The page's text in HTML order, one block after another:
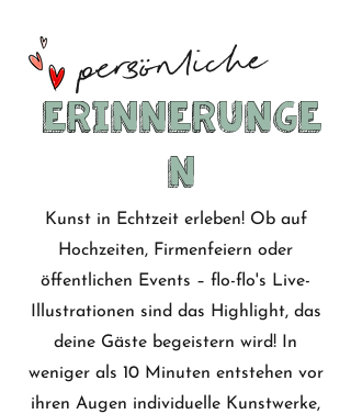
Erinnerunge
n
persönliche
Erinnerunge
n
Kunst in Echtzeit erleben! Ob auf
Hochzeiten, Firmenfeiern oder
öffentlichen Events – flo-flo's Live-
Illustrationen sind das Highlight, das
deine Gäste begeistern wird! In
weniger als 10 Minuten entstehen vor
ihren Augen individuelle Kunstwerke,